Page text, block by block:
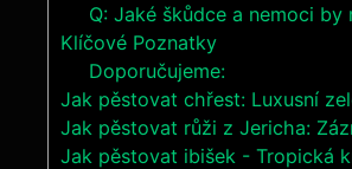
Q: ‍Jaké škůdce ‌a‌ nemoci
Klíčové Poznatky
Doporučujeme:
Jak pěstovat chřest: Luxusní
Jak pěstovat růži z Jericha:
Jak pěstovat ibišek - Tropická